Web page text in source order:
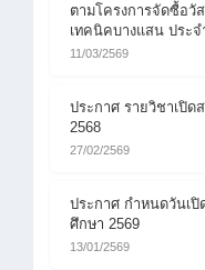
ตามโครงการจัดซื้อวั
เทคนิคบางแสน ประ
11/03/2569
ประกาศ รายวิชาเปิ
2568
27/02/2569
ประกาศ กำหนดวันเ
ศึกษา 2569
13/01/2569